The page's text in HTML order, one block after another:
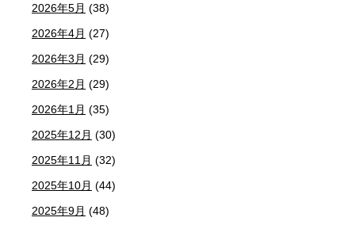
2026年5月 (38)
2026年4月 (27)
2026年3月 (29)
2026年2月 (29)
2026年1月 (35)
2025年12月 (30)
2025年11月 (32)
2025年10月 (44)
2025年9月 (48)